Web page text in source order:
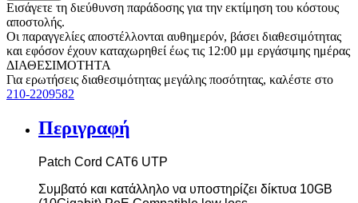
Εισάγετε τη διεύθυνση παράδοσης για την εκτίμηση του κόστους
αποστολής.
Οι παραγγελίες αποστέλλονται αυθημερόν, βάσει διαθεσιμότητας
και εφόσον έχουν καταχωρηθεί έως τις 12:00 μμ εργάσιμης ημέρας
ΔΙΑΘΕΣΙΜΟΤΗΤΑ
Για ερωτήσεις διαθεσιμότητας μεγάλης ποσότητας, καλέστε στο
210-2209582
Περιγραφή
Patch Cord CAT6 UTP
Συμβατό και κατάλληλο να υποστηρίζει δίκτυα 10GΒ